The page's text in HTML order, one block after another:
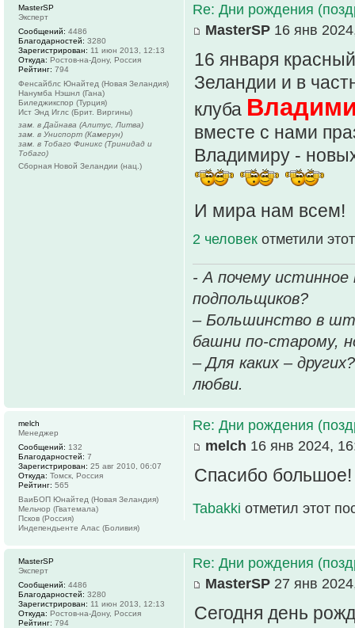
Re: Дни рождения
MasterSP 16 янв
16 января
Зеландии и в
клуба
вместе с нами
Владимиру -
И мира нам всем!
2 человек отметили
- А почему
подпольщиков?
– Большинство в
башни по-старому,
– Для каких –
любви.
MasterSP
Эксперт
Сообщений: 4486
Благодарностей: 3280
Зарегистрирован: 11 июн 2013, 12:13
Откуда: Ростов-на-Дону, Россия
Рейтинг: 794
Фенсайблс Юнайтед (Новая Зеландия)
Нанумба Нэшнл (Гана)
Биледжикспор (Турция)
Ист Энд Иглс (Брит. Виргины)
зам. в Дайнава (Алитус, Литва)
зам. в Униспорт (Камерун)
зам. в Тобаго Финикс (Тринидад и
Тобаго)
Сборная Новой Зеландии (нац.)
Re: Дни рождения
melch 16 янв 2024,
Спасибо большое!
Tabakki отметил этот
melch
Менеджер
Сообщений: 132
Благодарностей: 7
Зарегистрирован: 25 авг 2010, 06:07
Откуда: Томск, Россия
Рейтинг: 565
ВаиБОП Юнайтед (Новая Зеландия)
Мельчор (Гватемала)
Псков (Россия)
Индепендьенте Алас (Боливия)
Re: Дни рождения
MasterSP 27 янв
Сегодня день
MasterSP
Эксперт
Сообщений: 4486
Благодарностей: 3280
Зарегистрирован: 11 июн 2013, 12:13
Откуда: Ростов-на-Дону, Россия
Рейтинг: 794